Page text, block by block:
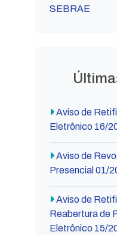
SEBRAE
Aviso de
Eletrônico 16/
Aviso de
Presencial 01/
Aviso de
Reabertura de
Eletrônico 15/